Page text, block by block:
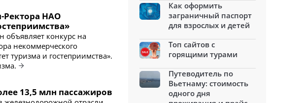
Ректора НАО
объявляет конкурс на
некоммерческого
туризма и гостеприимства».
13,5 млн пассажиров
Как оформить
заграничный паспорт
для взрослых и детей
Топ сайтов с
горящими турами
Путеводитель по
Вьетнаму: стоимость
одного дня